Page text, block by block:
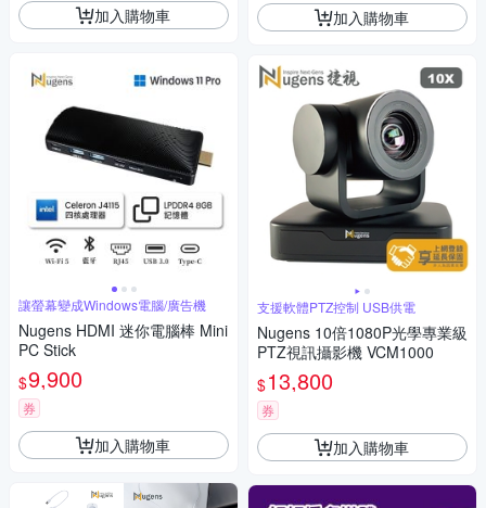
加入購物車
讓螢幕變成Windows電腦/廣告機
Nugens HDMI 迷你電腦棒 Mini
PC Stick
$9,900
券
加入購物車
加入購物車
支援軟體PTZ控制 USB供電
Nugens 10倍1080P光學專業級
PTZ視訊攝影機 VCM1000
$13,800
券
加入購物車